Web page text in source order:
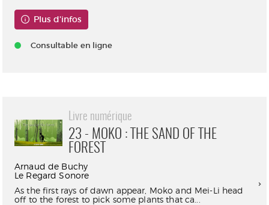
Plus d'infos
Consultable en ligne
Livre numérique
23 - MOKO : THE SAND OF THE
FOREST
Arnaud de Buchy
Le Regard Sonore
As the first rays of dawn appear, Moko and Mei-Li head
off to the forest to pick some plants that ca...